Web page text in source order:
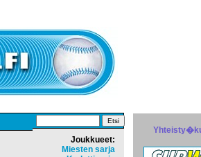
Joukkueet:
Miesten sarja